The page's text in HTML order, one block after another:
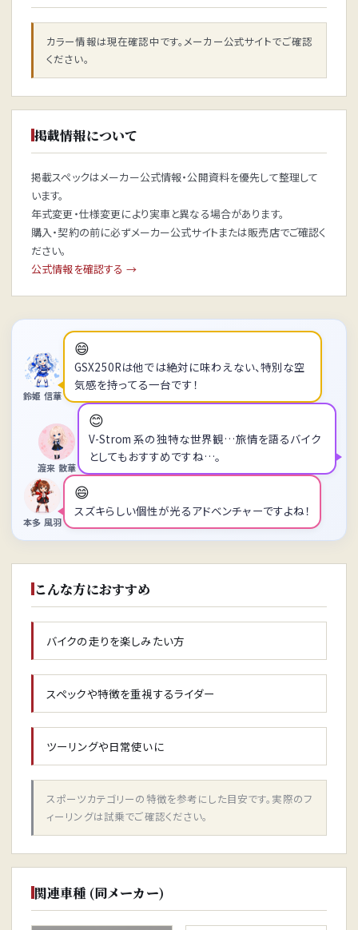
カラー情報は現在確認中です。メーカー公式サイトでご確認
ください。
掲載情報について
掲載スペックはメーカー公式情報・公開資料を優先して整理して
います。
年式変更・仕様変更により実車と異なる場合があります。
購入・契約の前に必ずメーカー公式サイトまたは販売店でご確認く
ださい。
公式情報を確認する →
鈴姫 信華
😄
GSX250Rは他では絶対に味わえない、特別な空
気感を持ってる一台です！
😊
V-Strom 系の独特な世界観…旅情を語るバイク
としてもおすすめですね…。
渡来 散華
本多 風羽
😄
スズキらしい個性が光るアドベンチャーですよね！
こんな方におすすめ
バイクの走りを楽しみたい方
スペックや特徴を重視するライダー
ツーリングや日常使いに
スポーツカテゴリーの特徴を参考にした目安です。実際のフ
ィーリングは試乗でご確認ください。
関連車種 (同メーカー)